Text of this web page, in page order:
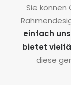
Sie
einfach
bietet
diese